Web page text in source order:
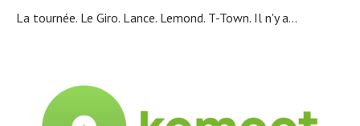
La tournée. Le Giro. Lance. Lemond. T-Town. Il n'y a...